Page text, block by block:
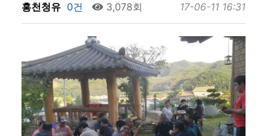
홍천청유 0건 3,078회 17-06-11 16:31